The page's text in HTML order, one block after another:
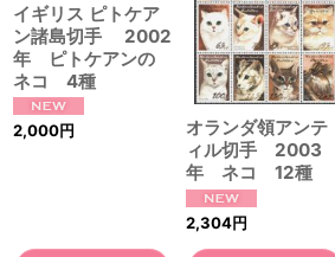
イギリス ピトケア
ン諸島切手 2002
年 ピトケアンの
ネコ 4種
2,000円
オランダ領アンテ
ィル切手 2003
年 ネコ 12種
2,304円